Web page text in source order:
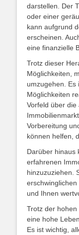
darstellen. Der
oder einer
kann aufgrund
erscheinen.
eine finanzielle
Trotz dieser
Möglichkeiten,
umzugehen. Es
Möglichkeiten
Vorfeld über die
Vorbereitung
können helfen,
Darüber hinaus
erfahrenen
hinzuzuziehen.
und Ihnen
Trotz der
eine hohe
Es ist wichtig,